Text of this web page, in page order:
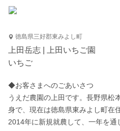
徳島県三好郡東みよし町
上田岳志 | 上田いちご園
いちご
◆お客さまへのごあいさつ
うえだ農園の上田です。長野県松
身で、現在は徳島県東みよし町在
2014年に新規就農して、一年を通